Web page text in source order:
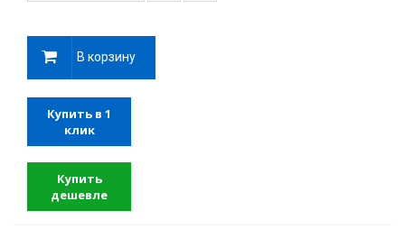
В корзину
Купить в 1
клик
Купить
дешевле